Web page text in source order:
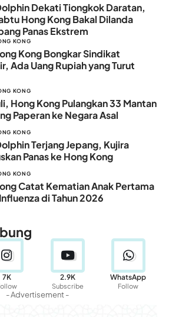
Dekati Tiongkok Daratan,
Hong Kong Bakal Dilanda
Panas Ekstrem
KONG
Kong Bongkar Sindikat
Ada Uang Rupiah yang Turut
KONG
Hong Kong Pulangkan 33 Mantan
Paperan ke Negara Asal
KONG
Terjang Jepang, Kujira
Panas ke Hong Kong
KONG
Catat Kematian Anak Pertama
di Tahun 2026
7K 2.9K
Subscribe
WhatsApp
Follow
- Advertisement -